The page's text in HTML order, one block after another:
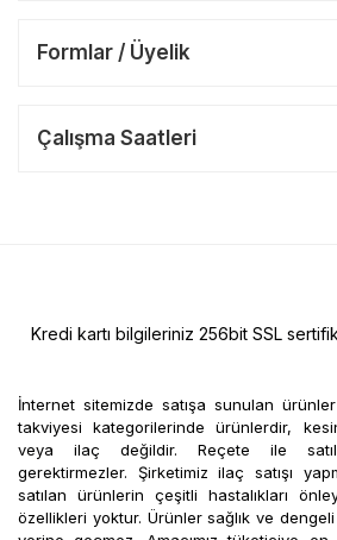
Formlar / Üyelik
Çalışma Saatleri
Kredi kartı bilgileriniz 256bit SSL
İnternet sitemizde satışa sunulan
takviyesi kategorilerinde ürünlerdir,
veya ilaç değildir. Reçete ile
gerektirmezler. Şirketimiz ilaç satışı
satılan ürünlerin çeşitli hastalıkları
özellikleri yoktur. Ürünler sağlık ve